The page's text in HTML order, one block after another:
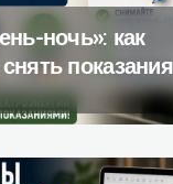
ночь»: как
без